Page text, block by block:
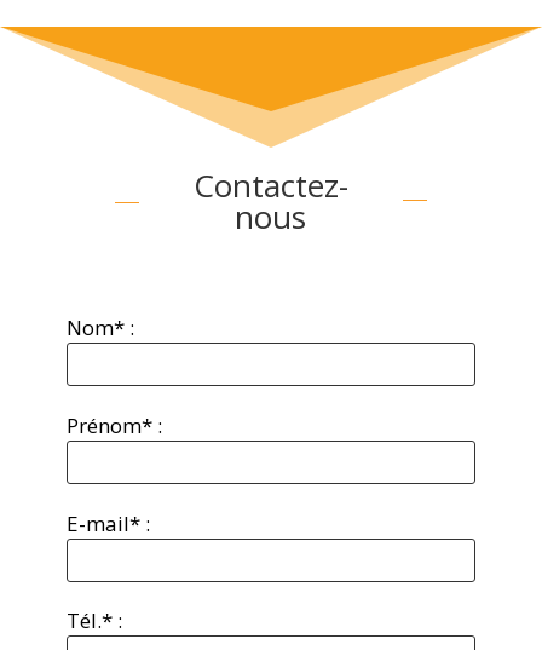
Contactez-
nous
Nom* :
Prénom* :
E-mail* :
Tél.* :